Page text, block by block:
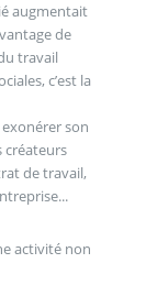
augmentait
de
travail
c’est la
exonérer son
créateurs
de travail,
activité non